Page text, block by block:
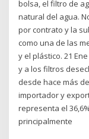
bolsa, el filtro de
natural del agua.
por contrato y la
como una de las
y el plástico. 21
y a los filtros
desde hace más
importador y
representa el
principalmente